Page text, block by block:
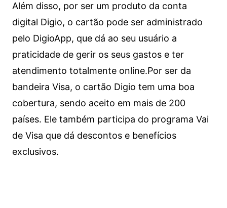
Além disso, por ser um produto da conta
digital Digio, o cartão pode ser administrado
pelo DigioApp, que dá ao seu usuário a
praticidade de gerir os seus gastos e ter
atendimento totalmente online.Por ser da
bandeira Visa, o cartão Digio tem uma boa
cobertura, sendo aceito em mais de 200
países. Ele também participa do programa Vai
de Visa que dá descontos e benefícios
exclusivos.